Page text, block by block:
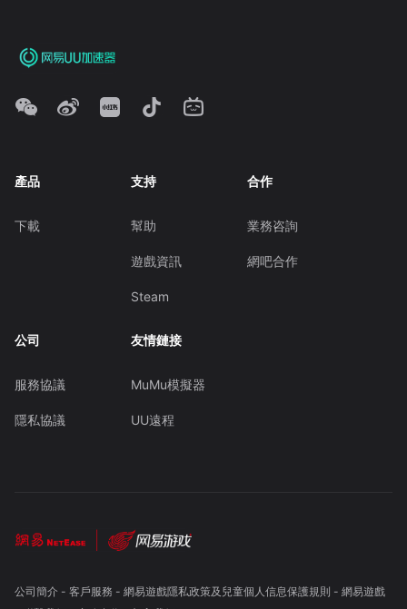
產品
下載
支持
幫助
遊戲資訊
Steam
合作
業務咨詢
網吧合作
公司
服務協議
隱私協議
友情鏈接
MuMu模擬器
UU遠程
公司簡介- 客戶服務 - 網易遊戲隱私政策及兒童個人信息保護規則 - 網易遊戲